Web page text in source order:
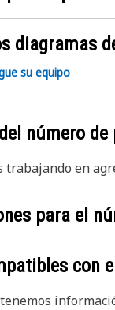
diagramas
su equipo
número de
trabajando en
para el
con